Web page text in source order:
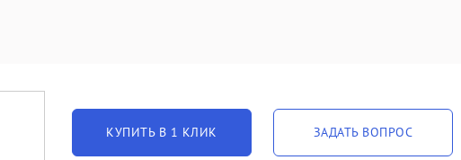
КУПИТЬ В 1 КЛИК ЗАДАТЬ ВОПРОС